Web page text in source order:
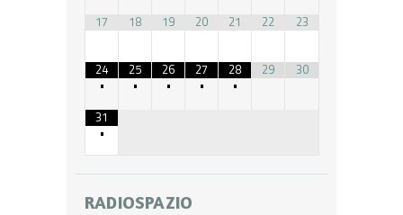
17
18 19 20 21 22 23
24
•
25
•
26
•
27
•
28
•
29 30
31
•
RADIOSPAZIO